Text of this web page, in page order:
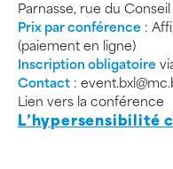
Parnasse, rue du
Prix par conférence :
(paiement en ligne)
Inscription obligatoire
Contact :
Lien vers la conférence
L’hypersensibilité